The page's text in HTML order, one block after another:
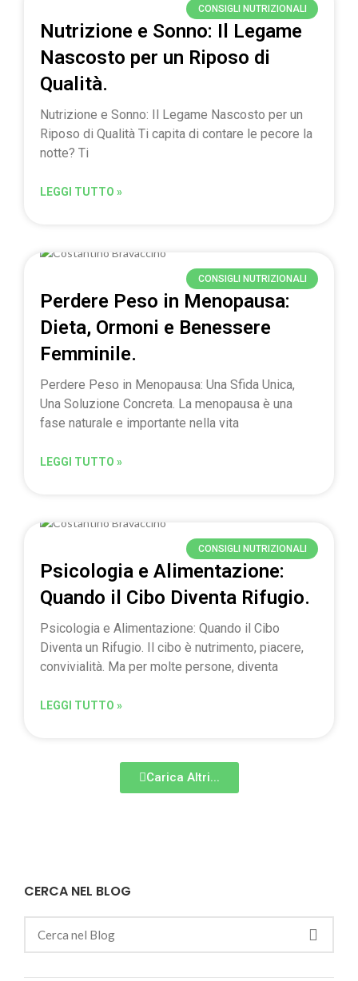
CONSIGLI NUTRIZIONALI
Nutrizione e Sonno: Il Legame
Nascosto per un Riposo di
Qualità.
Nutrizione e Sonno: Il Legame Nascosto per un
Riposo di Qualità Ti capita di contare le pecore la
notte? Ti
LEGGI TUTTO »
CONSIGLI NUTRIZIONALI
Perdere Peso in Menopausa:
Dieta, Ormoni e Benessere
Femminile.
Perdere Peso in Menopausa: Una Sfida Unica,
Una Soluzione Concreta. La menopausa è una
fase naturale e importante nella vita
LEGGI TUTTO »
CONSIGLI NUTRIZIONALI
Psicologia e Alimentazione:
Quando il Cibo Diventa Rifugio.
Psicologia e Alimentazione: Quando il Cibo
Diventa un Rifugio. Il cibo è nutrimento, piacere,
convivialità. Ma per molte persone, diventa
LEGGI TUTTO »
Carica Altri...
CERCA NEL BLOG